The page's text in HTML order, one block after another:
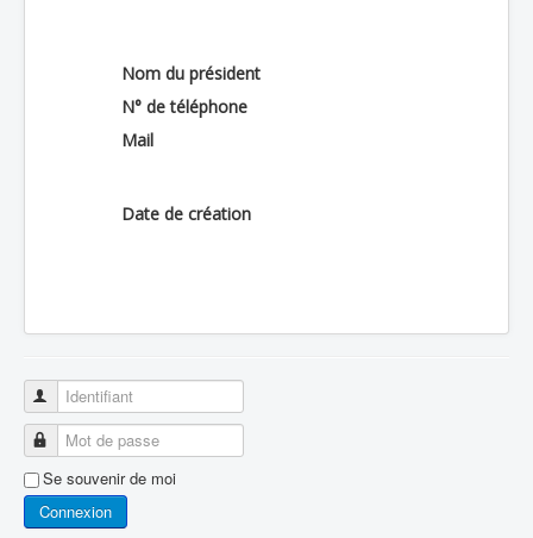
Nom du président
N° de téléphone
Mail
Date de création
Identifiant
Mot de passe
Se souvenir de moi
Connexion